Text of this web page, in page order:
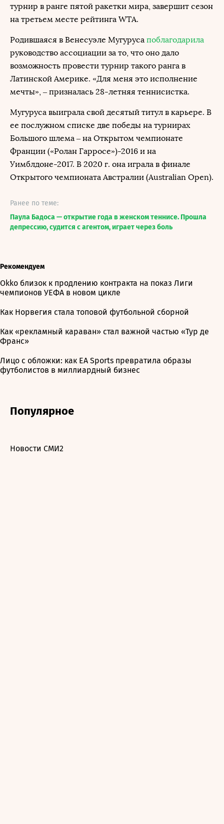
турнир в ранге пятой ракетки мира, завершит сезон
на третьем месте рейтинга WTA.
Родившаяся в Венесуэле Мугуруса поблагодарила
руководство ассоциации за то, что оно дало
возможность провести турнир такого ранга в
Латинской Америке. «Для меня это исполнение
мечты», – призналась 28-летняя теннисистка.
Мугуруса выиграла свой десятый титул в карьере. В
ее послужном списке две победы на турнирах
Большого шлема – на Открытом чемпионате
Франции («Ролан Гарросе»)-2016 и на
Уимблдоне-2017. В 2020 г. она играла в финале
Открытого чемпионата Австралии (Australian Open).
Ранее по теме:
Паула Бадоса — открытие года в женском теннисе. Прошла
депрессию, судится с агентом, играет через боль
Рекомендуем
Okko близок к продлению контракта на показ Лиги
чемпионов УЕФА в новом цикле
Как Норвегия стала топовой футбольной сборной
Как «рекламный караван» стал важной частью «Тур де
Франс»
Лицо с обложки: как EA Sports превратила образы
футболистов в миллиардный бизнес
Популярное
Новости СМИ2